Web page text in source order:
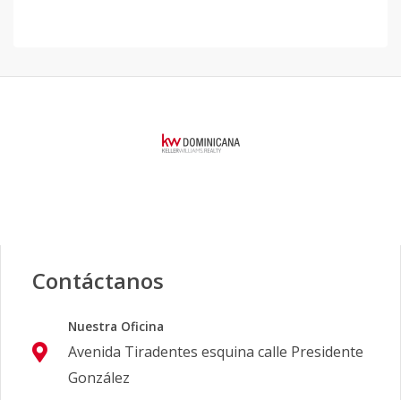
Contáctanos
Nuestra Oficina
Avenida Tiradentes esquina calle Presidente
González